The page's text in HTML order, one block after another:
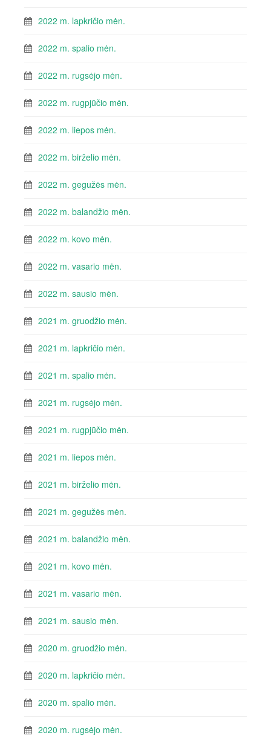
2022 m. lapkričio mėn.
2022 m. spalio mėn.
2022 m. rugsėjo mėn.
2022 m. rugpjūčio mėn.
2022 m. liepos mėn.
2022 m. birželio mėn.
2022 m. gegužės mėn.
2022 m. balandžio mėn.
2022 m. kovo mėn.
2022 m. vasario mėn.
2022 m. sausio mėn.
2021 m. gruodžio mėn.
2021 m. lapkričio mėn.
2021 m. spalio mėn.
2021 m. rugsėjo mėn.
2021 m. rugpjūčio mėn.
2021 m. liepos mėn.
2021 m. birželio mėn.
2021 m. gegužės mėn.
2021 m. balandžio mėn.
2021 m. kovo mėn.
2021 m. vasario mėn.
2021 m. sausio mėn.
2020 m. gruodžio mėn.
2020 m. lapkričio mėn.
2020 m. spalio mėn.
2020 m. rugsėjo mėn.